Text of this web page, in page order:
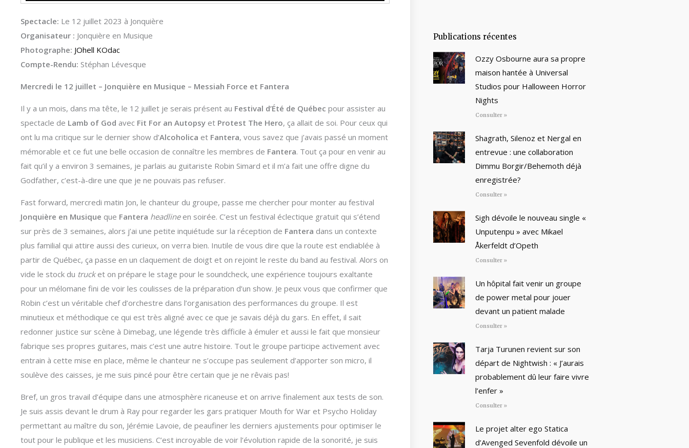
Spectacle: Le 12 juillet 2023 à Jonquière
Organisateur : Jonquière en Musique
Photographe: JOhell KOdac
Compte-Rendu: Stéphan Lévesque
Mercredi le 12 juillet – Jonquière en Musique – Messiah Force et Fantera
Il y a un mois, dans ma tête, le 12 juillet je serais présent au Festival d’Été de Québec pour assister au
spectacle de Lamb of God avec Fit For an Autopsy et Protest The Hero, ça allait de soi. Pour ceux qui
ont lu ma critique sur le dernier show d’Alcoholica et Fantera, vous savez que j’avais passé un moment
mémorable et ce fut une belle occasion de connaître les membres de Fantera. Tout ça pour en venir au
fait qu’il y a environ 3 semaines, je parlais au guitariste Robin Simard et il m’a fait une offre digne du
Godfather, c’est-à-dire une que je ne pouvais pas refuser.
Fast forward, mercredi matin Jon, le chanteur du groupe, passe me chercher pour monter au festival
Jonquière en Musique que Fantera headlineen soirée. C’est un festival éclectique gratuit qui s’étend
sur près de 3 semaines, alors j’ai une petite inquiétude sur la réception de Fantera dans un contexte
plus familial qui attire aussi des curieux, on verra bien. Inutile de vous dire que la route est endiablée à
partir de Québec, ça passe en un claquement de doigt et on rejoint le reste du band au festival. Alors on
vide le stock du trucket on prépare le stage pour le soundcheck, une expérience toujours exaltante
pour un mélomane fini de voir les coulisses de la préparation d’un show. Je peux vous que confirmer que
Robin c’est un véritable chef d’orchestre dans l’organisation des performances du groupe. Il est
minutieux et méthodique ce qui est très aligné avec ce que je savais déjà du gars. En effet, il sait
redonner justice sur scène à Dimebag, une légende très difficile à émuler et aussi le fait que monsieur
fabrique ses propres guitares, mais c’est une autre histoire. Tout le groupe participe activement avec
entrain à cette mise en place, même le chanteur ne s’occupe pas seulement d’apporter son micro, il
soulève des caisses, je me suis pincé pour être certain que je ne rêvais pas!
Bref, un gros travail d’équipe dans une atmosphère ricaneuse et on arrive finalement aux tests de son.
Je suis assis devant le drum à Ray pour regarder les gars pratiquer Mouth for War et Psycho Holiday
permettant au maître du son, Jérémie Lavoie, de peaufiner les derniers ajustements pour optimiser le
tout pour le publique et les musiciens. C’est incroyable de voir l’évolution rapide de la sonorité, je suis
Publications récentes
Ozzy Osbourne aura sa propre
maison hantée à Universal
Studios pour Halloween Horror
Nights
Consulter »
Shagrath, Silenoz et Nergal en
entrevue : une collaboration
Dimmu Borgir/Behemoth déjà
enregistrée?
Consulter »
Sigh dévoile le nouveau single «
Unputenpu » avec Mikael
Åkerfeldt d’Opeth
Consulter »
Un hôpital fait venir un groupe
de power metal pour jouer
devant un patient malade
Consulter »
Tarja Turunen revient sur son
départ de Nightwish : « J’aurais
probablement dû leur faire vivre
l’enfer »
Consulter »
Le projet alter ego Statica
d’Avenged Sevenfold dévoile un